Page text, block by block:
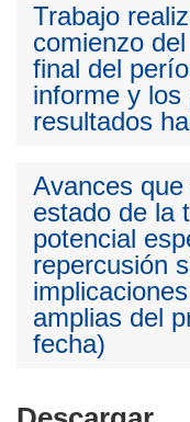
Trabajo
comienzo
final del
informe y los
resultados
Avances
estado de la
potencial
repercusión
amplias del
fecha)